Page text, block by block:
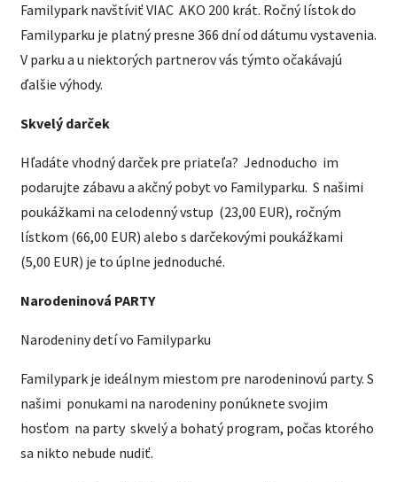
Familypark navštíviť VIAC AKO 200 krát. Ročný lístok do
Familyparku je platný presne 366 dní od dátumu vystavenia.
V parku a u niektorých partnerov vás týmto očakávajú
ďalšie výhody.
Skvelý darček
Hľadáte vhodný darček pre priateľa? Jednoducho im
podarujte zábavu a akčný pobyt vo Familyparku. S našimi
poukážkami na celodenný vstup (23,00 EUR), ročným
lístkom (66,00 EUR) alebo s darčekovými poukážkami
(5,00 EUR) je to úplne jednoduché.
Narodeninová PARTY
Narodeniny detí vo Familyparku
Familypark je ideálnym miestom pre narodeninovú party. S
našimi ponukami na narodeniny ponúknete svojim
hosťom na party skvelý a bohatý program, počas ktorého
sa nikto nebude nudiť.